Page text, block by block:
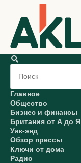
Главное
Общество
Бизнес и финансы
Британия от А до Я
Уик-энд
Обзор прессы
Ключи от дома
Радио